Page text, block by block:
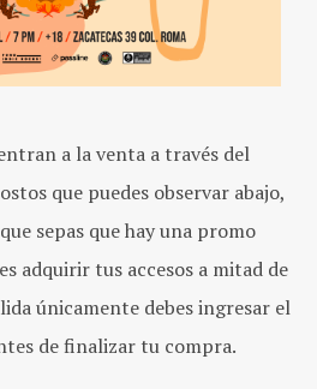
a la venta a través del
que puedes observar abajo,
sepas que hay una promo
adquirir tus accesos a mitad de
únicamente debes ingresar el
de finalizar tu compra.